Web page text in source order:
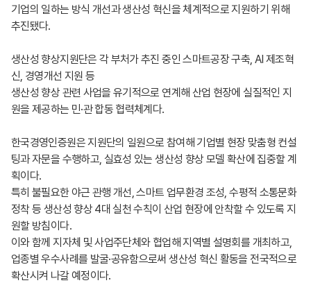
기업의 일하는 방식 개선과 생산성 혁신을 체계적으로 지원하기 위해
추진됐다.
생산성 향상지원단은 각 부처가 추진 중인 스마트공장 구축, AI 제조혁
신, 경영개선 지원 등
생산성 향상 관련 사업을 유기적으로 연계해 산업 현장에 실질적인 지
원을 제공하는 민·관 합동 협력체계다.
한국경영인증원은 지원단의 일원으로 참여해 기업별 현장 맞춤형 컨설
팅과 자문을 수행하고, 실효성 있는 생산성 향상 모델 확산에 집중할 계
획이다.
특히 불필요한 야근 관행 개선, 스마트 업무환경 조성, 수평적 소통문화
정착 등 생산성 향상 4대 실천 수칙이 산업 현장에 안착할 수 있도록 지
원할 방침이다.
이와 함께 지자체 및 사업주단체와 협업해 지역별 설명회를 개최하고,
업종별 우수사례를 발굴·공유함으로써 생산성 혁신 활동을 전국적으로
확산시켜 나갈 예정이다.